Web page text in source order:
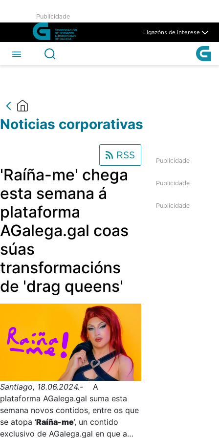
Skip to Main Content
Noticias Corporativas - CSAG
Publicidade
Ligazóns de interese
Noticias corporativas
RSS
'Raíña-me' chega
esta semana á
plataforma
AGalega.gal coas
súas
transformacións
de 'drag queens'
Santiago, 18.06.2024.-
A
plataforma AGalega.gal suma esta
semana novos contidos, entre os que
se atopa ‘Raíña-me’, un contido
exclusivo de AGalega.gal en que a
Publicidade
Publicidade
Publicidade